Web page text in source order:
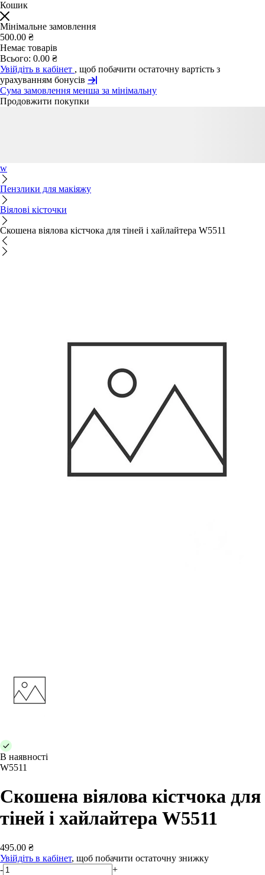
Кошик
Мінімальне замовлення
500.00 ₴
Немає товарів
Всього: 0.00 ₴
Увійдіть в кабінет , щоб побачити остаточну вартість з
урахуванням бонусів
Сума замовлення менша за мінімальну
Продовжити покупки
w
Пензлики для макіяжу
Віялові кісточки
Скошена віялова кістчока для тіней і хайлайтера W5511
В наявності
W5511
Скошена віялова кістчока для
тіней і хайлайтера W5511
495.00 ₴
Увійдіть в кабінет, щоб побачити остаточну знижку
-
+